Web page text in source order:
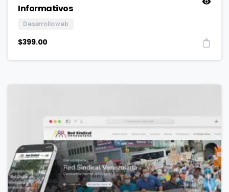
Informativos
Desarrollo web
$399.00